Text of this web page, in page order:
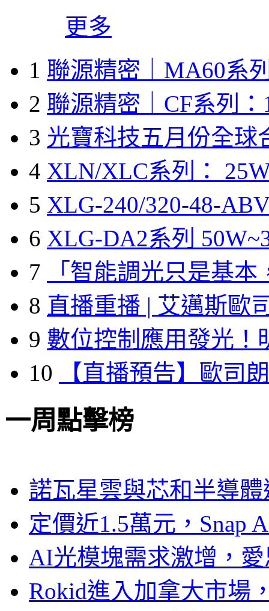
更多
1 聯源精密｜MA60系
2 聯源精密｜CF系列：
3 光寶科技五月份全球
4 XLN/XLC系列：
5 XLG-240/320-48-
6 XLG-DA2系列
7
「智能調光只是基本
8 直播重播 | 艾邁斯歐
9 數位控制應用發光！
10
【直播預告】歐司
一周點擊榜
諾瓦星雲與芯和半導
定價近1.5萬元，Snap
AI光模塊需求激增，
Rokid進入加拿大市場